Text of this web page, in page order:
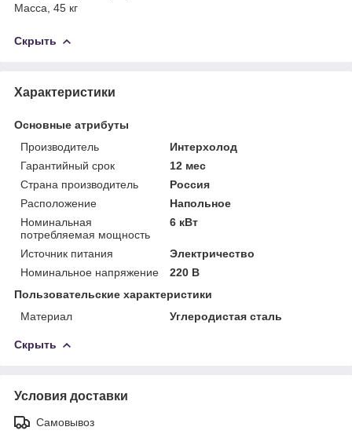
Масса, 45 кг
Скрыть
Характеристики
Основные атрибуты
Производитель
Интерхолод
Гарантийный срок
12 мес
Страна производитель
Россия
Расположение
Напольное
Номинальная
потребляемая мощность
6 кВт
Источник питания
Электричество
Номинальное напряжение
220 В
Пользовательские характеристики
Материал
Углеродистая сталь
Скрыть
Условия доставки
Самовывоз